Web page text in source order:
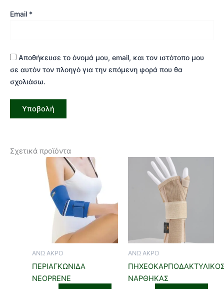
Email *
Αποθήκευσε το όνομά μου, email, και τον ιστότοπο μου
σε αυτόν τον πλοηγό για την επόμενη φορά που θα
σχολιάσω.
Σχετικά προϊόντα
ΑΝΩ ΑΚΡΟ
ΠΕΡΙΑΓΚΩΝΙΔΑ
NEOPRENE
επιλεγούν
ΑΝΩ ΑΚΡΟ
ΝΑΡΘΗΚΑΣ
να